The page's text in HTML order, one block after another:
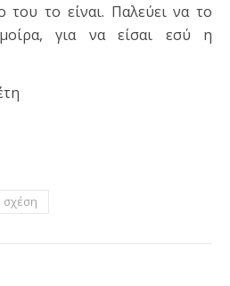
του το είναι. Παλεύει να το
για να είσαι εσύ η
σχέση